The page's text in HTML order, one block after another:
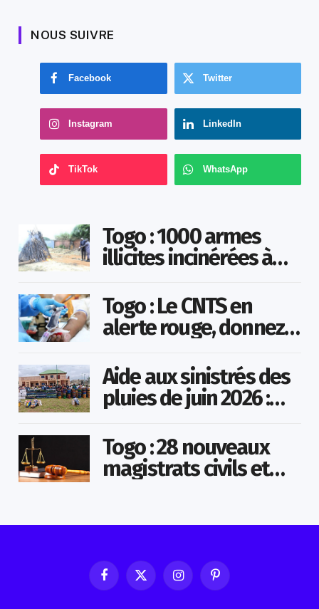
NOUS SUIVRE
Facebook Twitter
Instagram LinkedIn
TikTok WhatsApp
Togo : 1000 armes
illicites incinérées à
Togo : Le CNTS en
alerte rouge, donnez
sauver des vies !
Aide aux sinistrés des
pluies de juin 2026 :
des opérations à
Kotokoli-zongo
Togo : 28 nouveaux
magistrats civils et
Facebook
X
InstagramPinterest